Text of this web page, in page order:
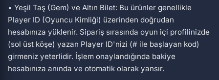
• Yeşil Taş (Gem) ve Altın Bilet: Bu ürünler genellikle
Player ID (Oyuncu Kimliği) üzerinden doğrudan
hesabınıza yüklenir. Sipariş sırasında oyun içi profilinizde
(sol üst köşe) yazan Player ID'nizi (# ile başlayan kod)
girmeniz yeterlidir. İşlem onaylandığında bakiye
hesabınıza anında ve otomatik olarak yansır.